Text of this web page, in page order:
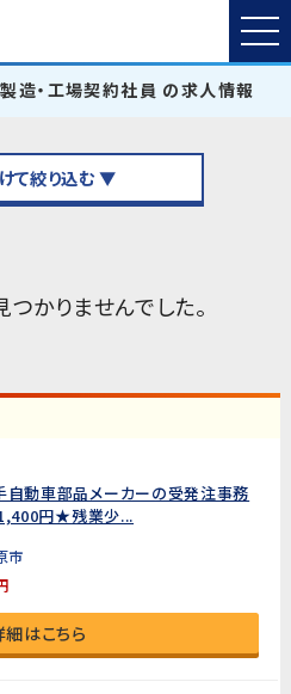
造・工場契約社員 の求人情報
て絞り込む ▼
かりませんでした。
自動車部品メーカーの受発注事務
円★残業少...
市
はこちら